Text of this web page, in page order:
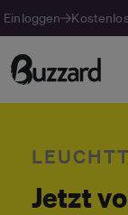
Einloggen
Jetzt